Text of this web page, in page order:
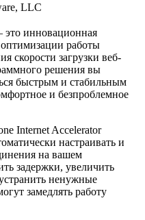
LLC
инновационная
работы
скорости загрузки веб-
решения вы
быстрым и стабильным
и безпроблемное
Internet Accelerator
настраивать и
на вашем
задержки, увеличить
ненужные
замедлять работу